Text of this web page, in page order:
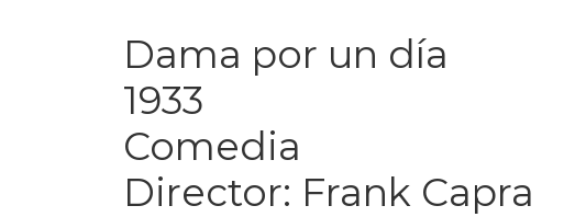
Dama por un día
1933
Comedia
Director: Frank Capra